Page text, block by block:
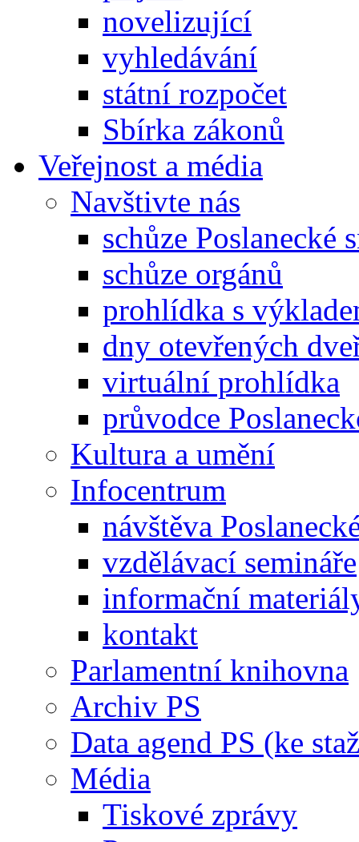
novelizující
vyhledávání
státní rozpočet
Sbírka zákonů
Veřejnost a média
Navštivte nás
schůze Poslanecké
schůze orgánů
prohlídka s
dny otevřených
virtuální prohlídka
průvodce
Kultura a umění
Infocentrum
návštěva
vzdělávací semináře
informační
kontakt
Parlamentní knihovna
Archiv PS
Data agend PS (ke
Média
Tiskové zprávy